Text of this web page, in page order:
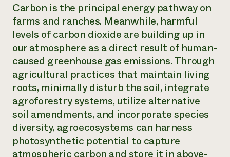
Carbon is the principal energy pathway on
farms and ranches. Meanwhile, harmful
levels of carbon dioxide are building up in
our atmosphere as a direct result of human-
caused greenhouse gas emissions. Through
agricultural practices that maintain living
roots, minimally disturb the soil, integrate
agroforestry systems, utilize alternative
soil amendments, and incorporate species
diversity, agroecosystems can harness
photosynthetic potential to capture